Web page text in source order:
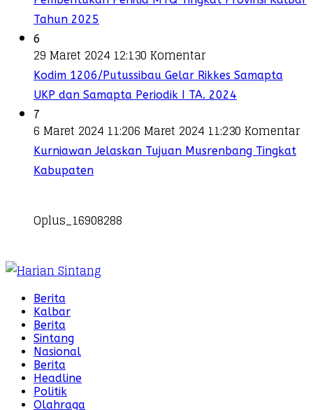
Tahun 2025
6
29 Maret 2024 12:130 Komentar
Kodim 1206/Putussibau Gelar Rikkes Samapta
UKP dan Samapta Periodik I TA. 2024
7
6 Maret 2024 11:206 Maret 2024 11:230 Komentar
Kurniawan Jelaskan Tujuan Musrenbang Tingkat
Kabupaten
Oplus_16908288
Berita
Kalbar
Berita
Sintang
Nasional
Berita
Headline
Politik
Olahraga